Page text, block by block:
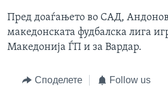
Пред доаѓањето во САД,
македонската фудбалска лига
Македонија ЃП и за Вардар.
Споделете Follow us